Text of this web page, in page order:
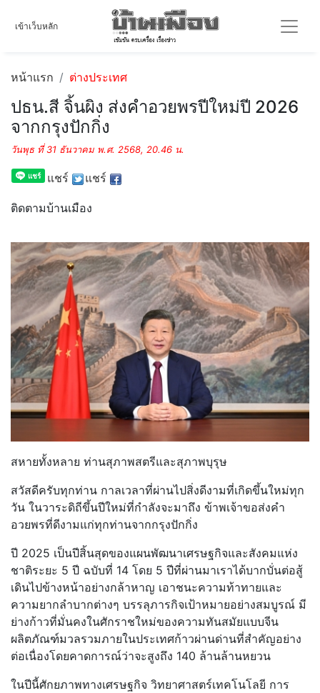
เข้าเว็บหลัก
หน้าแรก ต่างประเทศ
ปธน.สี จิ้นผิง ส่งคำอวยพรปีใหม่ปี 2026
จากกรุงปักกิ่ง
วันพุธ ที่ 31 ธันวาคม พ.ศ. 2568, 20.46 น.
แชร์ แชร์
ติดตามบ้านเมือง
สหายทั้งหลาย ท่านสุภาพสตรีและสุภาพบุรุษ
สวัสดีครับทุกท่าน กาลเวลาที่ผ่านไปสิ่งดีงามที่เกิดขึ้นใหม่ทุก
วัน ในวาระดิถีขึ้นปีใหม่ที่กำลังจะมาถึง ข้าพเจ้าขอส่งคำ
อวยพรที่ดีงามแก่ทุกท่านจากกรุงปักกิ่ง
ปี 2025 เป็นปีสิ้นสุดของแผนพัฒนาเศรษฐกิจและสังคมแห่ง
ชาติระยะ 5 ปี ฉบับที่ 14 โดย 5 ปีที่ผ่านมาเราได้บากบั่นต่อสู้
เดินไปข้างหน้าอย่างกล้าหาญ เอาชนะความท้าทายและ
ความยากลำบากต่างๆ บรรลุภารกิจเป้าหมายอย่างสมบูรณ์ มี
ย่างก้าวที่มั่นคงในศักราชใหม่ของความทันสมัยแบบจีน
ผลิตภัณฑ์มวลรวมภายในประเทศก้าวผ่านด่านที่สำคัญอย่าง
ต่อเนื่องโดยคาดการณ์ว่าจะสูงถึง 140 ล้านล้านหยวน
ในปีนี้ศักยภาพทางเศรษฐกิจ วิทยาศาสตร์เทคโนโลยี การ